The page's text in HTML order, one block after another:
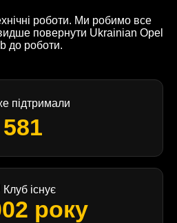
роботи. Ми робимо все
повернути Ukrainian Opel
до роботи.
підтримали
581
Клуб існує
року